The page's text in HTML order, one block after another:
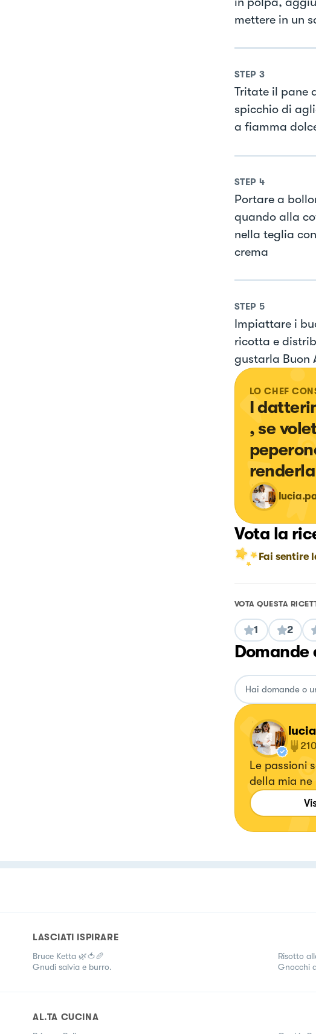
mettere in un
STEP 3
Tritate il pane
spicchio di
a fiamma
STEP 4
Portare a
quando alla
nella teglia
crema
STEP 5
Impiattare i
ricotta e
gustarla Buon
LO CHEF
I
, se
Vota la
Fai sentire
VOTA QUESTA
1 2
Domande
210
Le passioni
della mia
LASCIATI ISPIRARE
Bruce Ketta 🌿🍅🥖
Gnudi salvia e burro.
Risotto
Gnocchi
AL.TA CUCINA